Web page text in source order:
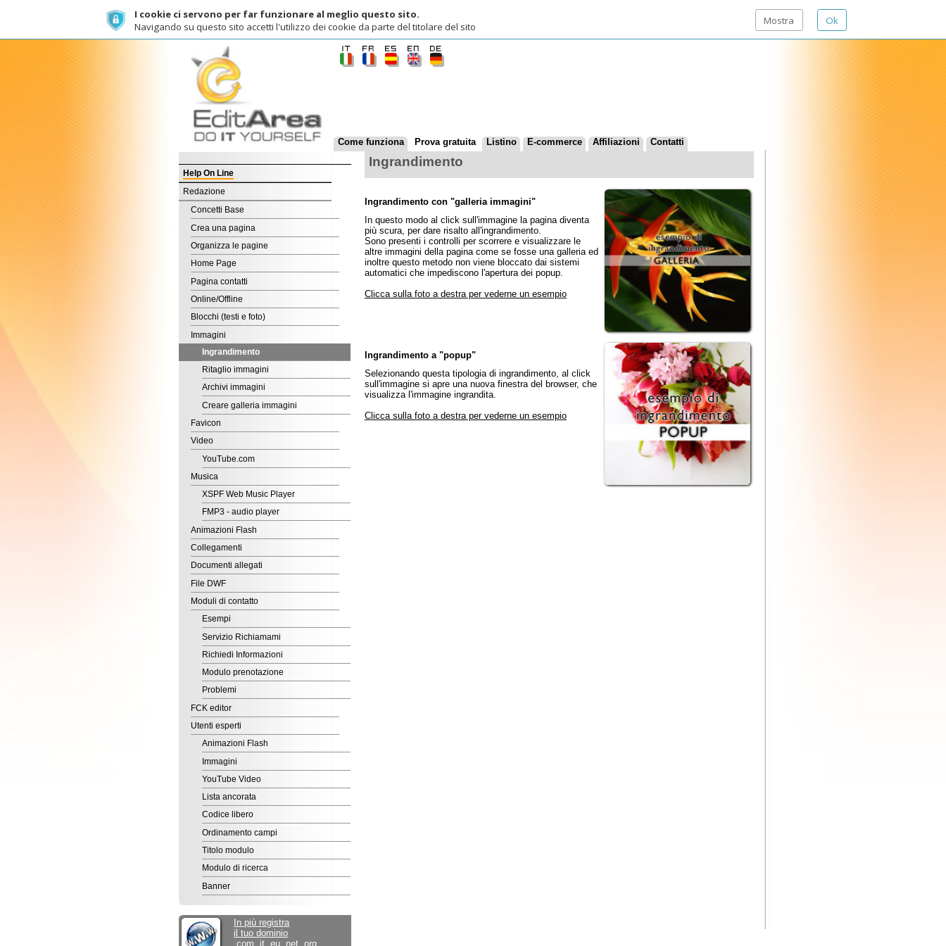
I cookie ci servono per far funzionare al meglio questo sito.
Navigando su questo sito accetti l'utilizzo dei cookie da parte del titolare del sito
Come funziona
Redazione
Concetti Base
Crea una pagina
Organizza le pagine
Home Page
Pagina contatti
Online/Offline
Blocchi (testi e foto)
Immagini
Ingrandimento
Ritaglio immagini
Archivi immagini
Creare galleria immagini
YouTube.com
Musica
XSPF Web Music Player
FMP3 - audio player
Animazioni Flash
Collegamenti
Documenti allegati
File DWF
Moduli di contatto
Esempi
Servizio Richiamami
Richiedi Informazioni
Modulo prenotazione
Problemi
FCK editor
Utenti esperti
Animazioni Flash
Immagini
YouTube Video
Lista ancorata
Codice libero
Ordinamento campi
Titolo modulo
Modulo di ricerca
Banner
In più registra
il tuo dominio
.com .it .eu .net .org ...
a soli 15,00€/anno
EditArea
per il sociale.
associazioni ONLUS.
Commercio elettronico
Inizia subito a vendere
Ingrandimento
Ingrandimento con "galleria immagini"
In questo modo al click sull'immagine la pagina diventa
più scura, per dare risalto all'ingrandimento.
Sono presenti i controlli per scorrere e visualizzare le
altre immagini della pagina come se fosse una galleria ed
inoltre questo metodo non viene bloccato dai sistemi
automatici che impediscono l'apertura dei popup.
Clicca sulla foto a destra per vederne un esempio
visualizza l'immagine ingrandita.
Clicca sulla foto a destra per vederne un esempio